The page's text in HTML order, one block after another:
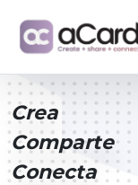
Crea
Comparte
Conecta